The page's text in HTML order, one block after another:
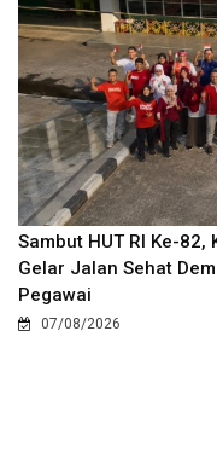
Sambut HUT RI Ke-82,
Gelar Jalan Sehat
Pegawai
07/08/2026